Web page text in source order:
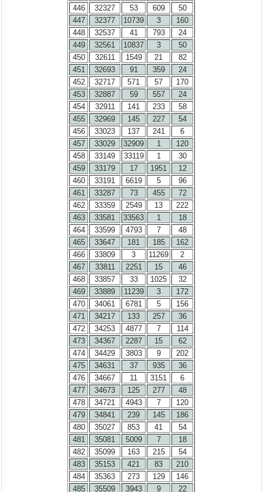
446
32327 53 609
50
447
32377 10739 3
160
448
32537 41 793
24
449
32561 10837 3
50
450
32611 1549 21
82
451
32693 91 359
24
452
32717 571 57
170
453
32887 59 557
24
454
32911 141 233
58
455
32969 145 227
54
456
33023 137 241
6
457
33029 32909 1
120
458
33149 33119 1
30
459
33179 17 1951
12
460
33191 6619 5
96
461
33287 73 455
72
462
33359 2549 13
222
463
33581 33563 1
18
464
33599 4793 7
48
465
33647 181 185
162
466
33809 3 11269
2
467
33811 2251 15
46
468
33857 33 1025
32
469
33889 11239 3
172
470
34061 6781 5
156
471
34217 133 257
36
472
34253 4877 7
114
473
34367 2287 15
62
474
34429 3803 9
202
475
34631 37 935
36
476
34667 11 3151
6
477
34673 125 277
48
478
34721 4943 7
120
479
34841 239 145
186
480
35027 853 41
54
481
35081 5009 7
18
482
35099 163 215
54
483
35153 421 83
210
484
35363 273 129
146
485
35509 3943 9 22